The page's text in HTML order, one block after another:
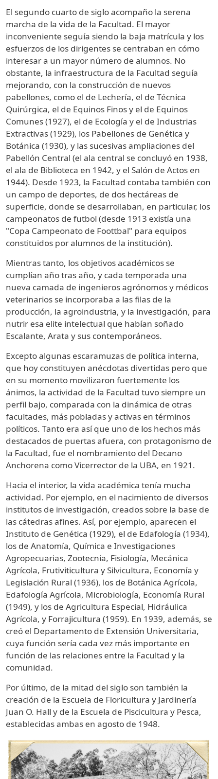
El segundo cuarto de siglo acompaño la serena
marcha de la vida de la Facultad. El mayor
inconveniente seguía siendo la baja matrícula y los
esfuerzos de los dirigentes se centraban en cómo
interesar a un mayor número de alumnos. No
obstante, la infraestructura de la Facultad seguía
mejorando, con la construcción de nuevos
pabellones, como el de Lechería, el de Técnica
Quirúrgica, el de Equinos Finos y el de Equinos
Comunes (1927), el de Ecología y el de Industrias
Extractivas (1929), los Pabellones de Genética y
Botánica (1930), y las sucesivas ampliaciones del
Pabellón Central (el ala central se concluyó en 1938,
el ala de Biblioteca en 1942, y el Salón de Actos en
1944). Desde 1923, la Facultad contaba también con
un campo de deportes, de dos hectáreas de
superficie, donde se desarrollaban, en particular, los
campeonatos de futbol (desde 1913 existía una
"Copa Campeonato de Foottbal" para equipos
constituidos por alumnos de la institución).
Mientras tanto, los objetivos académicos se
cumplían año tras año, y cada temporada una
nueva camada de ingenieros agrónomos y médicos
veterinarios se incorporaba a las filas de la
producción, la agroindustria, y la investigación, para
nutrir esa elite intelectual que habían soñado
Escalante, Arata y sus contemporáneos.
Excepto algunas escaramuzas de política interna,
que hoy constituyen anécdotas divertidas pero que
en su momento movilizaron fuertemente los
ánimos, la actividad de la Facultad tuvo siempre un
perfil bajo, comparada con la dinámica de otras
facultades, más pobladas y activas en términos
políticos. Tanto era así que uno de los hechos más
destacados de puertas afuera, con protagonismo de
la Facultad, fue el nombramiento del Decano
Anchorena como Vicerrector de la UBA, en 1921.
Hacia el interior, la vida académica tenía mucha
actividad. Por ejemplo, en el nacimiento de diversos
institutos de investigación, creados sobre la base de
las cátedras afines. Así, por ejemplo, aparecen el
Instituto de Genética (1929), el de Edafología (1934),
los de Anatomía, Química e Investigaciones
Agropecuarias, Zootecnia, Fisiología, Mecánica
Agrícola, Frutiviticultura y Silvicultura, Economía y
Legislación Rural (1936), los de Botánica Agrícola,
Edafología Agrícola, Microbiología, Economía Rural
(1949), y los de Agricultura Especial, Hidráulica
Agrícola, y Forrajicultura (1959). En 1939, además, se
creó el Departamento de Extensión Universitaria,
cuya función sería cada vez más importante en
función de las relaciones entre la Facultad y la
comunidad.
Por último, de la mitad del siglo son también la
creación de la Escuela de Floricultura y Jardinería
Juan O. Hall y de la Escuela de Piscicultura y Pesca,
establecidas ambas en agosto de 1948.